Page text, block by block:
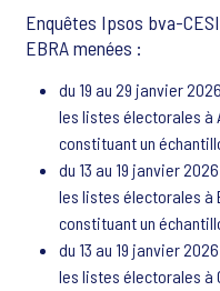
Enquêtes Ipsos bva-
EBRA menées :
du 19 au 29 janvier
les listes électorales à
constituant un
du 13 au 19 janvier
les listes électorales à
constituant un
du 13 au 19 janvier
les listes électorales à